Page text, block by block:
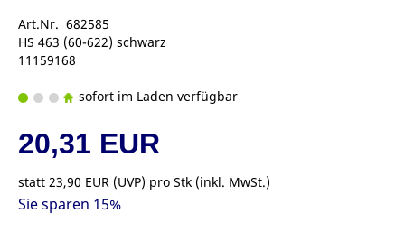
Art.Nr. 682585
HS 463 (60-622) schwarz
11159168
sofort im Laden verfügbar
20,31 EUR
statt 23,90 EUR (UVP) pro Stk (inkl. MwSt.)
Sie sparen 15%